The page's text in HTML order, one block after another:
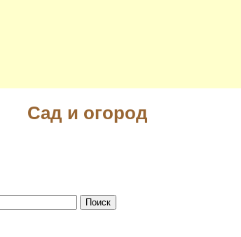
Сад и огород